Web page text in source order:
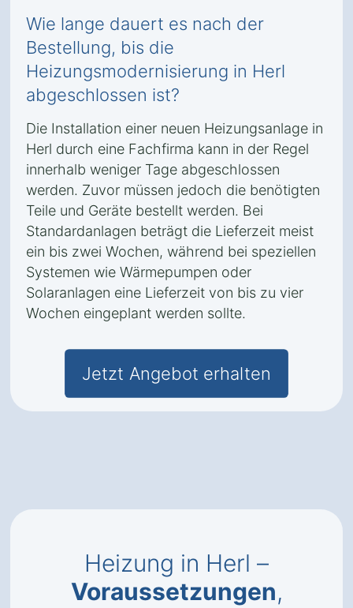
Wie lange dauert es nach der
Bestellung, bis die
Heizungsmodernisierung in Herl
abgeschlossen ist?
Die Installation einer neuen Heizungsanlage in
Herl durch eine Fachfirma kann in der Regel
innerhalb weniger Tage abgeschlossen
werden. Zuvor müssen jedoch die benötigten
Teile und Geräte bestellt werden. Bei
Standardanlagen beträgt die Lieferzeit meist
ein bis zwei Wochen, während bei speziellen
Systemen wie Wärmepumpen oder
Solaranlagen eine Lieferzeit von bis zu vier
Wochen eingeplant werden sollte.
Jetzt Angebot erhalten
Heizung in Herl –
Voraussetzungen,